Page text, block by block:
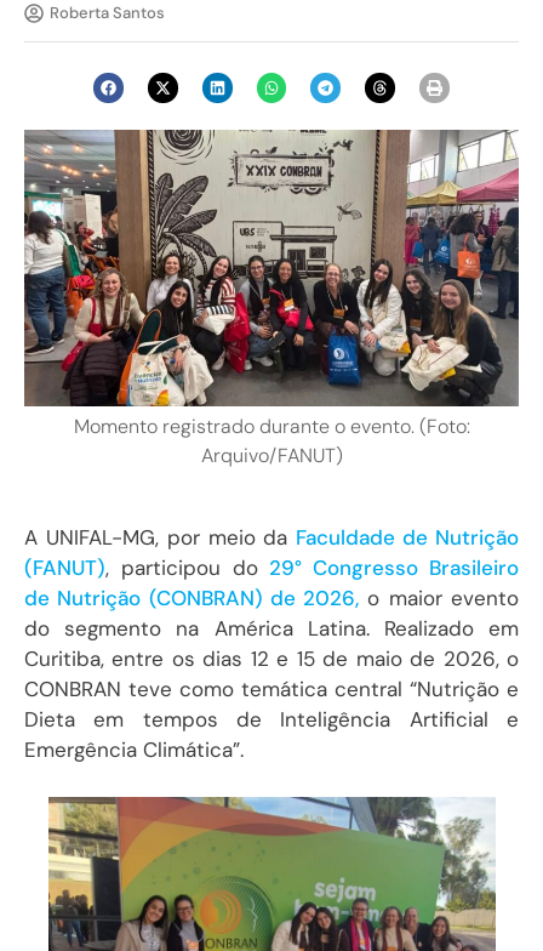
Roberta Santos
Momento registrado durante o evento. (Foto:
Arquivo/FANUT)
A UNIFAL-MG, por meio da Faculdade de Nutrição
(FANUT), participou do 29° Congresso Brasileiro
de Nutrição (CONBRAN) de 2026, o maior evento
do segmento na América Latina. Realizado em
Curitiba, entre os dias 12 e 15 de maio de 2026, o
CONBRAN teve como temática central “Nutrição e
Dieta em tempos de Inteligência Artificial e
Emergência Climática”.